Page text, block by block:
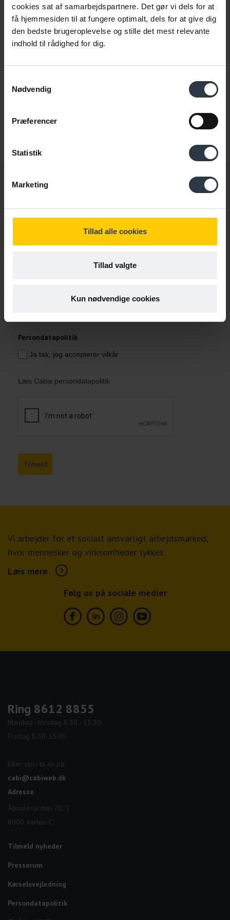
cookies sat af samarbejdspartnere. Det gør vi dels for at
få hjemmesiden til at fungere optimalt, dels for at give dig
den bedste brugeroplevelse og stille det mest relevante
indhold til rådighed for dig.
Nødvendig
Præferencer
Statistik
Marketing
Tillad alle cookies
Tillad valgte
Kun nødvendige cookies
Thea Lauridsen, konsulent, Cabi.
Webinaret henvender sig til:
Ledere og HR-ansvarlige i virksomheder, der arbejde med
social ansvarlighed, S’et i ESG, diversitet og rekruttering samt
Få nyt direkte i indbakken
Gør som 13.000 andre. Skriv dig op til at modtage vores
Fornavn*
Persondatapolitik
Ja tak, jeg accepterer vilkår
Læs Cabis persondatapolitik
Tilmeld
Vi arbejder for et socialt ansvarligt arbejdsmarked,
hvor mennesker og virksomheder lykkes.
Læs mere
Følg os på sociale medier
Ring 8612 8855
Mandag - torsdag 8.30 - 15.30
Fredag 8.30-15.00
Eller skriv til os på:
cabi@cabiweb.dk
Adresse
Åboulevarden 70, 3
8000 Aarhus C
Tilmeld nyheder
Presserum
Kørselsvejledning
Persondatapolitik